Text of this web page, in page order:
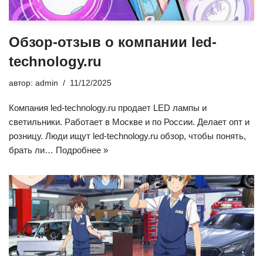
Обзор-отзыв о компании led-
technology.ru
автор: admin 11/12/2025
Компания led-technology.ru продает LED лампы и
светильники. Работает в Москве и по России. Делает опт и
розницу. Люди ищут led-technology.ru обзор, чтобы понять,
брать ли… Подробнее »